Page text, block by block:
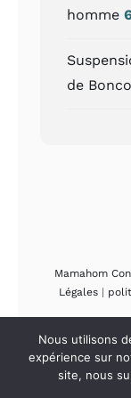
homme
de
Mamahom
Légales|
Nous utilisons
expérience sur
site, nous